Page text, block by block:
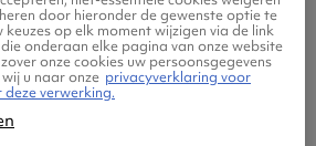
Platform transparantie
door hieronder de gewenste optie te
keuzes op elk moment wijzigen via de link
die onderaan elke pagina van onze website
onze cookies uw persoonsgegevens
u naar onze privacyverklaring voor
verwerking.